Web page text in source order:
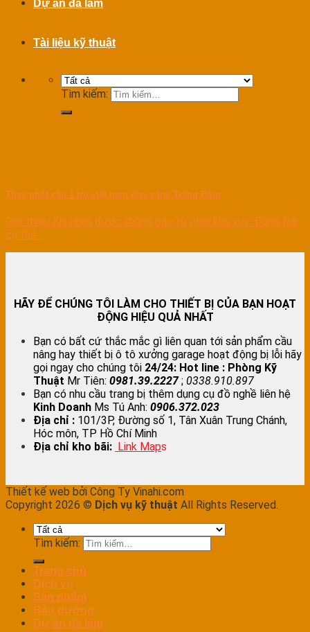
Dự án đã làm
Tài liệu kỹ thuật
Tìm kiếm:
Thay phốt cầu 1 trụ việt nam cho a trai Trảng Bom
Giới thiệu Khi nhận được thông báo từ phía khu vực Đồng Nai
cụ thể...
HÃY ĐỂ CHÚNG TÔI LÀM CHO THIẾT BỊ CỦA BẠN HOẠT
ĐỘNG HIỆU QUẢ NHẤT
Bạn có bất cứ thắc mắc gì liên quan tới sản phẩm cầu
nâng hay thiết bị ô tô xưởng garage hoạt động bị lỗi hãy
gọi ngay cho chúng tôi 24/24: Hot line : Phòng Kỹ
Thuật Mr Tiên: 0981.39.2227; 0338.910.897
Bạn có nhu cầu trang bị thêm dụng cụ đồ nghề liên hệ
Kinh Doanh Ms Tú Anh: 0906.372.023
Địa chỉ : 101/3P, Đường số 1, Tân Xuân Trung Chánh,
Hóc môn, TP Hồ Chí Minh
Địa chỉ kho bãi: Link Maps
Thiết kế web bởi Công Ty Vinahi.com
Copyright 2026 © Dịch vụ kỹ thuật All Rights Reserved.
Tìm kiếm:
Trang chủ
Dịch vụ
Sản phẩm
Bảo dưỡng
Dự án đã làm